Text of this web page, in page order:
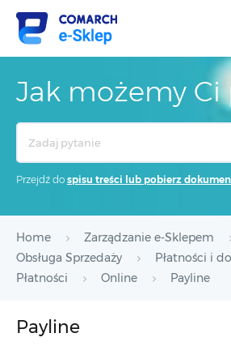
Jak możemy Ci
Przejdź do spisu treści lub pobierz
Home
Zarządzanie e-Sklepem
Obsługa Sprzedaży
Płatności i
Płatności
Online Payline
Payline